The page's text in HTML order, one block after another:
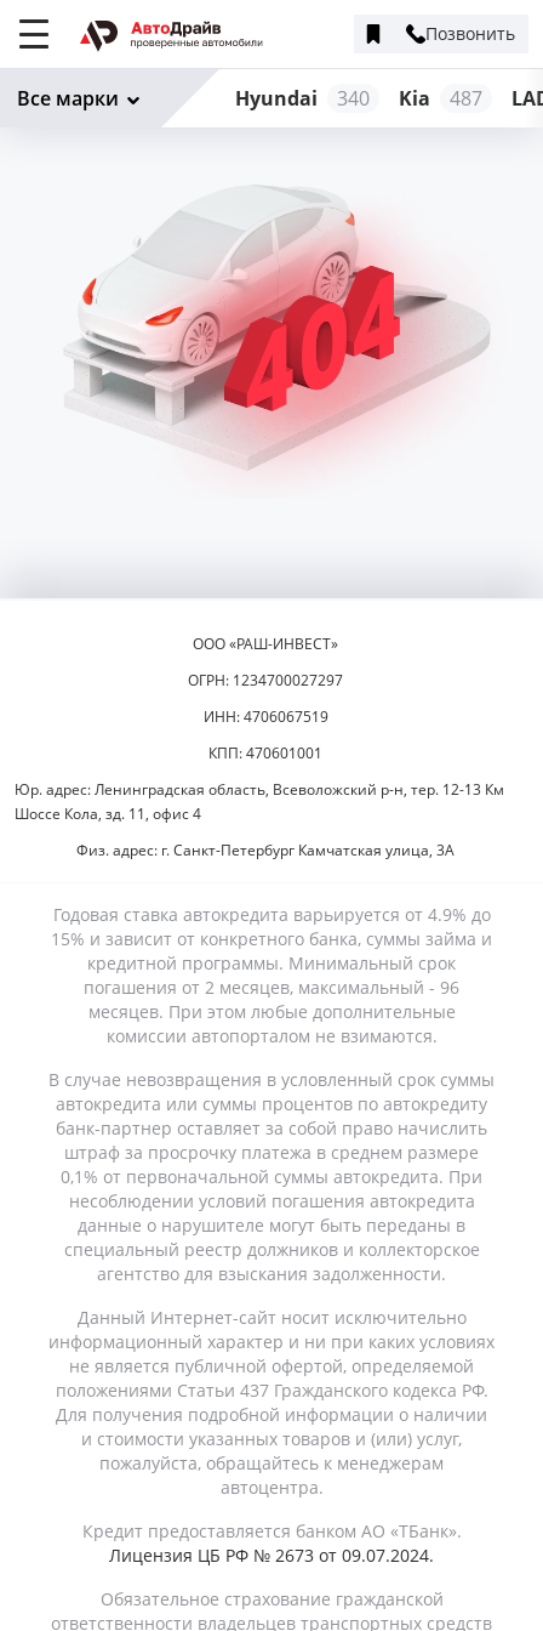
Позвонить
Hyundai 340 Kia 487
Все марки
ООО «РАШ-ИНВЕСТ»
ОГРН: 1234700027297
ИНН: 4706067519
КПП: 470601001
Юр. адрес: Ленинградская область, Всеволожский р-н, тер. 12-13 Км
Шоссе Кола, зд. 11, офис 4
Физ. адрес: г. Санкт-Петербург Камчатская улица, 3А
Годовая ставка автокредита варьируется от 4.9% до
15% и зависит от конкретного банка, суммы займа и
кредитной программы. Минимальный срок
погашения от 2 месяцев, максимальный - 96
месяцев. При этом любые дополнительные
комиссии автопорталом не взимаются.
В случае невозвращения в условленный срок суммы
автокредита или суммы процентов по автокредиту
банк-партнер оставляет за собой право начислить
штраф за просрочку платежа в среднем размере
0,1% от первоначальной суммы автокредита. При
несоблюдении условий погашения автокредита
данные о нарушителе могут быть переданы в
специальный реестр должников и коллекторское
агентство для взыскания задолженности.
Данный Интернет-сайт носит исключительно
информационный характер и ни при каких условиях
не является публичной офертой, определяемой
положениями Статьи 437 Гражданского кодекса РФ.
Для получения подробной информации о наличии
и стоимости указанных товаров и (или) услуг,
пожалуйста, обращайтесь к менеджерам
автоцентра.
Кредит предоставляется банком АО «ТБанк».
Лицензия ЦБ РФ № 2673 от 09.07.2024.
Обязательное страхование гражданской
ответственности владельцев транспортных средств